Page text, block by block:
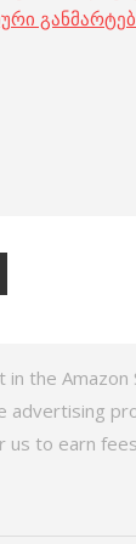
the Amazon
advertising
us to earn